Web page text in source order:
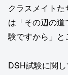
クラスメイト
は「その辺の
験ですから」と
DSH試験に関